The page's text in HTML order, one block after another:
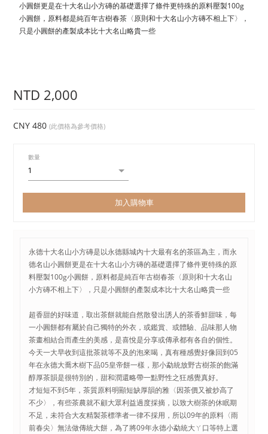
小圓餅更是在十大名山小方磚的基礎選擇了條件更特殊的原料壓製100g
小圓餅，原料都是純百年古樹春茶〈原則和十大名山小方磚不相上下〉，
只是小圓餅的產製成本比十大名山略貴一些
NTD 2,000
CNY 480(此價格為參考價格)
數量
加入購物車
永德十大名山小方磚是以永德縣城內十大最有名的茶區為主，而永
德名山小圓餅更是在十大名山小方磚的基礎選擇了條件更特殊的原
料壓製100g小圓餅，原料都是純百年古樹春茶〈原則和十大名山
小方磚不相上下〉，只是小圓餅的產製成本比十大名山略貴一些
超香甜的好味道，取出茶餅就能自然散發出誘人的茶香鮮甜味，每
一小圓餅都有屬於自己獨特的外衣，或鑑賞、或體驗、品味那人物
茶畫相結合而產生的美感，是喜悅是分享或傳承都有各自的個性。
今天一大早收到這批茶就等不及的泡來喝，真有種感覺好像回到05
年在永德大喬木樹下品05皇帝餅一樣，那小勐統放野古樹茶的飽滿
醇厚茶韻是很特別的，甜和潤還略帶一點野性之狂感覺真好。
才短短不到5年，茶質原料明顯短缺厚韻的雅〈因茶價又被炒高了
不少〉，有些茶農就不顧大眾利益過度採摘，以致大樹茶的休眠期
不足，未符合大友精製茶標準者一律不採用，所以09年的原料〈雨
前春尖〉無法做傳統大餅，為了將09年永德小勐統大ㄚ口等特上選